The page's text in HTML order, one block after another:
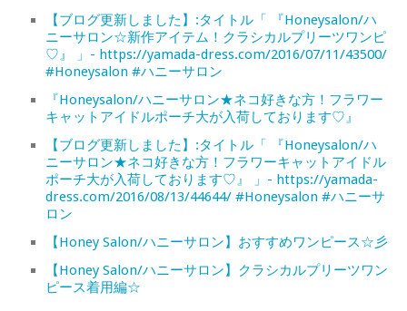
【ブログ更新しました】:タイトル「 『Honeysalon/ハ
ニーサロン☆新作アイテム！クラシカルプリーツワンピ
♡』 」- https://yamada-dress.com/2016/07/11/43500/
#Honeysalon #ハニーサロン
『Honeysalon/ハニーサロン★ネコ好きな方！フラワー
キャットアイドルポーチ大が入荷しております♡』
【ブログ更新しました】:タイトル「 『Honeysalon/ハ
ニーサロン★ネコ好きな方！フラワーキャットアイドル
ポーチ大が入荷しております♡』 」- https://yamada-
dress.com/2016/08/13/44644/ #Honeysalon #ハニーサ
ロン
【Honey Salon/ハニーサロン】おすすめワンピース☆彡
【Honey Salon/ハニーサロン】クラシカルプリーツワン
ピース着用編☆